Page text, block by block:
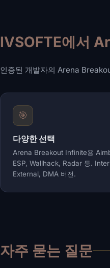
IVSOFTE에서
인증된 개발자의 Arena
🎯
다양한 선택
Arena Breakout Infinite용
ESP, Wallhack, Radar 등.
External, DMA 버전.
자주 묻는 질문